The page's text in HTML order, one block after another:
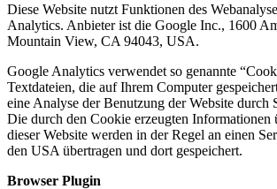
Diese Website nutzt Funktionen des
Analytics. Anbieter ist die Google Inc., 1600
Mountain View, CA 94043, USA.
Google Analytics verwendet so genannte
Textdateien, die auf Ihrem Computer
eine Analyse der Benutzung der Website durch
Die durch den Cookie erzeugten Informationen
dieser Website werden in der Regel an einen
den USA übertragen und dort gespeichert.
Browser Plugin